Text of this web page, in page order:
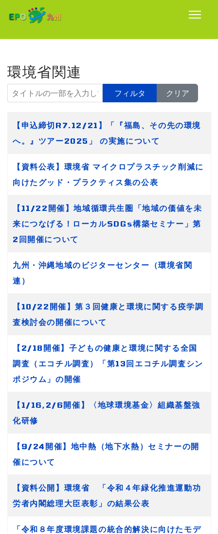
環境省関連
タイトルの一部を入力してください
フィルタ クリア
タイトル
【申込締切R7.12/21】「『福島、その先の環境
へ。』ツアー2025」 の実施について
【資料公表】環境省 マイクロプラスチック削減に
向けたグッド・プラクティス集の公表
【11/22開催】地域循環共生圏「地域の価値を未
来につなげる！ローカルSDGs構築セミナー」第
2回開催について
九州・沖縄地域のビジターセンター（環境省関
連）
【10/22開催】第３回健康と環境に関する疫学調
査検討会の開催について
【2/18開催】子どもの健康と環境に関する全国
調査（エコチル調査）「第13回エコチル調査シン
ポジウム」の開催
【1/16,2/6開催】〈地球環境基金〉組織基盤強
化研修
【9/24開催】地中熱（地下水熱）セミナーの開
催について
【資料公開】環境省 「令和４年緑化推進運動功
労者内閣総理大臣表彰」の結果公表
「令和８年度環境課題の統合的解決に向けたモデ